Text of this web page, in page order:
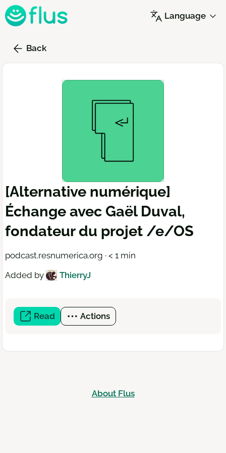
Skip
to
content
Language
Back
[Alternative numérique]
Échange avec Gaël Duval,
fondateur du projet /e/OS
podcast.resnumerica.org · < 1 min
Added by
ThierryJ
Read (open
a
window)
Actions
About Flus